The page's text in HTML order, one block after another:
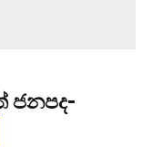
ජනපද-